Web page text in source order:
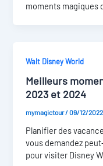
moments magiques
Walt Disney World
Meilleurs
2023 et 2024
mymagictour/09/12/2022
Planifier des
vous demandez
pour visiter Disney